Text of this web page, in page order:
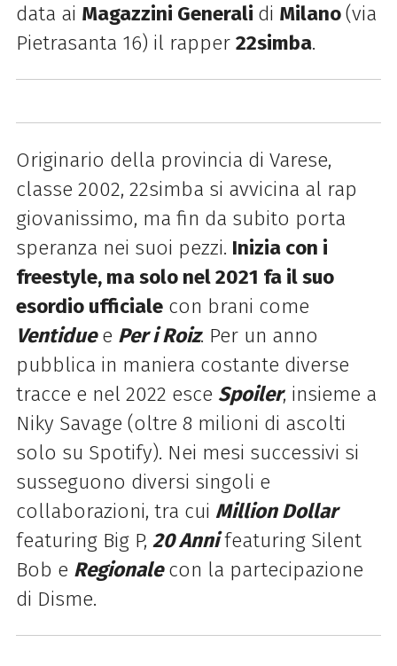
data ai Magazzini Generali di Milano(via
Pietrasanta 16) il rapper 22simba.
Originario della provincia di Varese,
classe 2002, 22simba si avvicina al rap
giovanissimo, ma fin da subito porta
speranza nei suoi pezzi. Inizia con i
freestyle, ma solo nel 2021 fa il suo
esordio ufficialecon brani come
Ventiduee Per i Roiz. Per un anno
pubblica in maniera costante diverse
tracce e nel 2022 esce Spoiler, insieme a
Niky Savage (oltre 8 milioni di ascolti
solo su Spotify). Nei mesi successivi si
susseguono diversi singoli e
collaborazioni, tra cui Million Dollar
featuring Big P, 20 Annifeaturing Silent
Bob e Regionalecon la partecipazione
di Disme.